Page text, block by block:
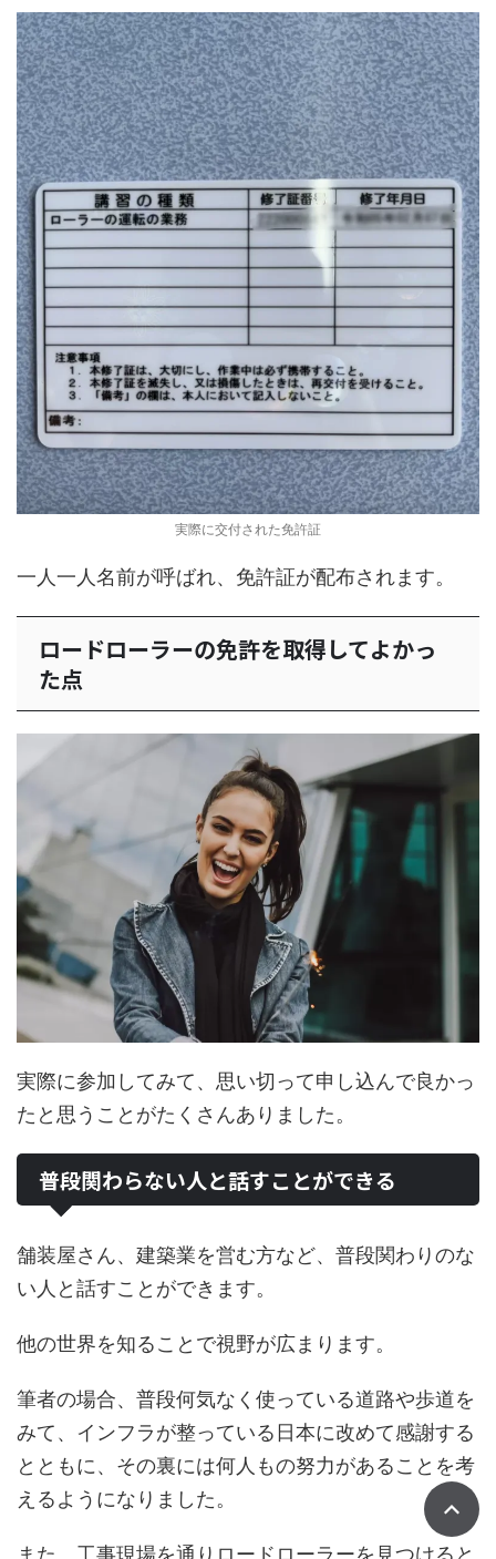
実際に交付された免許証
一人一人名前が呼ばれ、免許証が配布されます。
ロードローラーの免許を取得してよかっ
た点
実際に参加してみて、思い切って申し込んで良かっ
たと思うことがたくさんありました。
普段関わらない人と話すことができる
舗装屋さん、建築業を営む方など、普段関わりのな
い人と話すことができます。
他の世界を知ることで視野が広まります。
筆者の場合、普段何気なく使っている道路や歩道を
みて、インフラが整っている日本に改めて感謝する
とともに、その裏には何人もの努力があることを考
えるようになりました。
また、工事現場を通りロードローラーを見つけると